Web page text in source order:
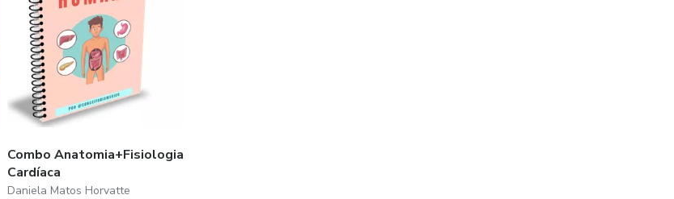
Combo Anatomia+Fisiologia
Cardíaca
Daniela Matos Horvatte